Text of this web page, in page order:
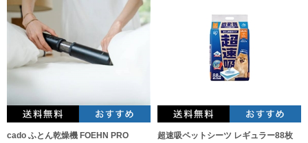
cado ふとん乾燥機 FOEHN PRO
超速吸ペットシーツ レギュラー88枚